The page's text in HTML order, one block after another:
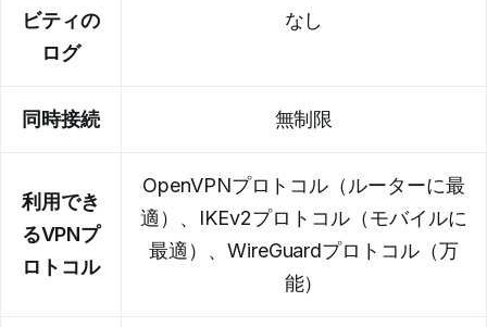
ビティの
ログ
なし
同時接続 無制限
利用でき
るVPNプ
ロトコル
OpenVPNプロトコル（ルーターに最
適）、IKEv2プロトコル（モバイルに
最適）、WireGuardプロトコル（万
能）